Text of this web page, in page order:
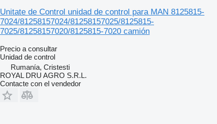
Unitate de Control unidad de control para MAN 8125815-
7024/81258157024/81258157025/8125815-
7025/81258157020/8125815-7020 camión
Precio a consultar
Unidad de control
Rumanía, Cristesti
ROYAL DRU AGRO S.R.L.
Contacte con el vendedor